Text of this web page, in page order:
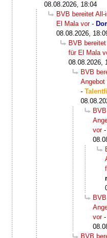
08.08.2026, 18:04
BVB bereitet
El Mala vor-
08.08.2026,
BVB
für El Mala
08.08.2026,
BVB
-
vor-
vor-
BVB